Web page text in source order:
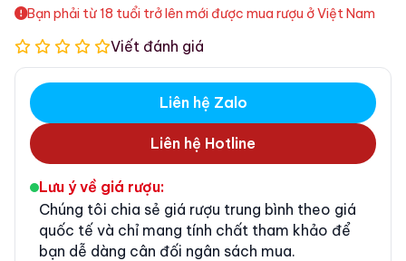
Bạn phải từ 18 tuổi trở lên mới được mua rượu ở Việt Nam
Viết đánh giá
Liên hệ Zalo
Liên hệ Hotline
Lưu ý về giá rượu:
Chúng tôi chia sẻ giá rượu trung bình theo giá
quốc tế và chỉ mang tính chất tham khảo để
bạn dễ dàng cân đối ngân sách mua.